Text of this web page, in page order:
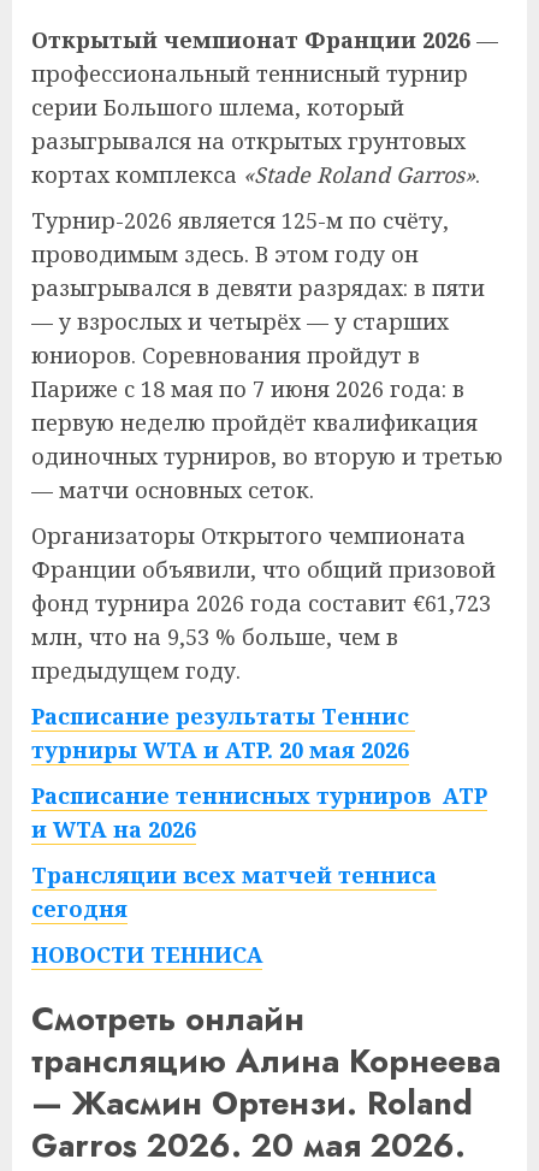
Открытый чемпионат Франции 2026 —
профессиональный теннисный турнир
серии Большого шлема, который
разыгрывался на открытых грунтовых
кортах комплекса «Stade Roland Garros».
Турнир-2026 является 125-м по счёту,
проводимым здесь. В этом году он
разыгрывался в девяти разрядах: в пяти
— у взрослых и четырёх — у старших
юниоров. Соревнования пройдут в
Париже с 18 мая по 7 июня 2026 года: в
первую неделю пройдёт квалификация
одиночных турниров, во вторую и третью
— матчи основных сеток.
Организаторы Открытого чемпионата
Франции объявили, что общий призовой
фонд турнира 2026 года составит €61,723
млн, что на 9,53 % больше, чем в
предыдущем году.
Расписание результаты Теннис
турниры WTA и ATP. 20 мая 2026
Расписание теннисных турниров ATP
и WTA на 2026
Трансляции всех матчей тенниса
сегодня
НОВОСТИ ТЕННИСА
Смотреть онлайн
трансляцию Алина Корнеева
— Жасмин Ортензи. Roland
Garros 2026. 20 мая 2026.